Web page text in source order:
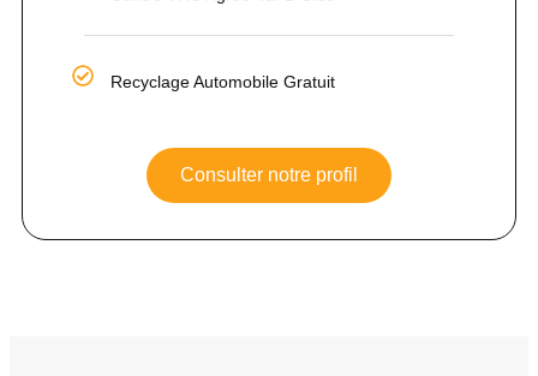
Recyclage Automobile Gratuit
Consulter notre profil